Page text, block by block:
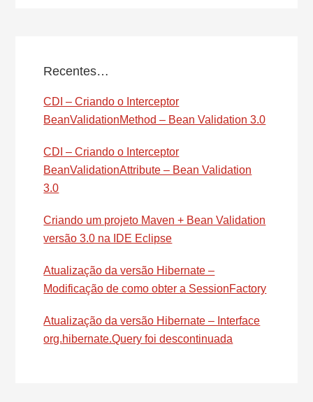
Recentes…
CDI – Criando o Interceptor
BeanValidationMethod – Bean Validation 3.0
CDI – Criando o Interceptor
BeanValidationAttribute – Bean Validation
3.0
Criando um projeto Maven + Bean Validation
versão 3.0 na IDE Eclipse
Atualização da versão Hibernate –
Modificação de como obter a SessionFactory
Atualização da versão Hibernate – Interface
org.hibernate.Query foi descontinuada